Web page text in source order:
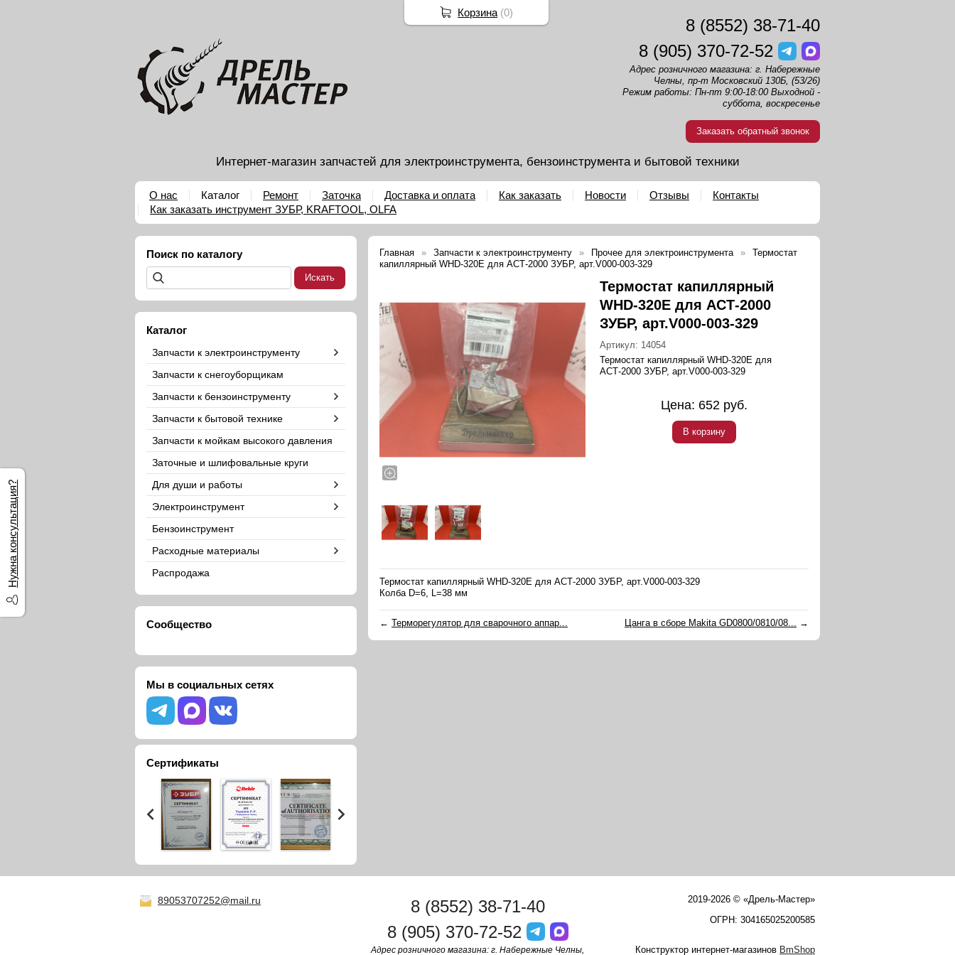
8 (8552) 38-71-40
8 (905) 370-72-52
Адрес розничного магазина: г. Набережные
Челны, пр-т Московский 130Б, (53/26)
Режим работы: Пн-пт 9:00-18:00 Выходной -
суббота, воскресенье
Заказать обратный звонок
Интернет-магазин запчастей для электроинструмента, бензоинструмента и бытовой техники
О нас Каталог Ремонт Заточка Доставка и оплата Как заказать Новости Отзывы
Контакты
Как заказать инструмент ЗУБР, KRAFTOOL, OLFA
Поиск по каталогу
Каталог
Запчасти к электроинструменту
Запчасти к снегоуборщикам
Запчасти к бензоинструменту
Запчасти к бытовой технике
Запчасти к мойкам высокого давления
Заточные и шлифовальные круги
Для души и работы
Электроинструмент
Бензоинструмент
Расходные материалы
Распродажа
Сообщество
Мы в социальных сетях
Сертификаты
Главная Запчасти к электроинструменту Прочее для электроинструмента
Термостат
капиллярный WHD-320E для АСТ-2000 ЗУБР, арт.V000-003-329
Термостат капиллярный
WHD-320E для АСТ-2000
ЗУБР, арт.V000-003-329
Артикул: 14054
Термостат капиллярный WHD-320E для
АСТ-2000 ЗУБР, арт.V000-003-329
Цена: 652 руб.
В корзину
Термостат капиллярный WHD-320E для АСТ-2000 ЗУБР, арт.V000-003-329
Колба D=6, L=38 мм
← Терморегулятор для сварочного аппар... Цанга в сборе Makita GD0800/0810/08... →
89053707252@mail.ru
2019-2026 © «Дрель-Мастер»
ОГРН: 304165025200585
Конструктор интернет-магазинов BmShop
8 (8552) 38-71-40
8 (905) 370-72-52
Адрес розничного магазина: г. Набережные Челны,
Нужна консультация?
Корзина (0)